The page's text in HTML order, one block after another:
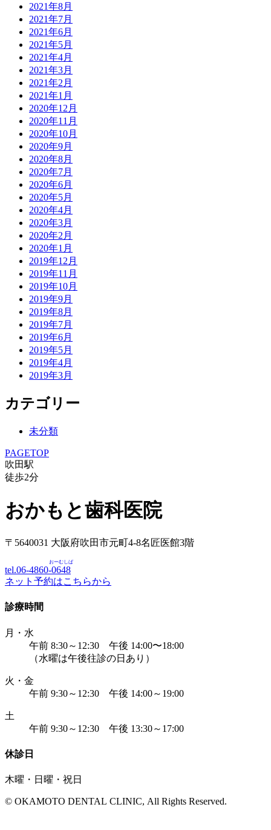
2021年8月
2021年7月
2021年6月
2021年5月
2021年4月
2021年3月
2021年2月
2021年1月
2020年12月
2020年11月
2020年10月
2020年9月
2020年8月
2020年7月
2020年6月
2020年5月
2020年4月
2020年3月
2020年2月
2020年1月
2019年12月
2019年11月
2019年10月
2019年9月
2019年8月
2019年7月
2019年6月
2019年5月
2019年4月
2019年3月
カテゴリー
未分類
PAGETOP
吹田駅
徒歩2分
おかもと歯科医院
〒5640031 大阪府吹田市元町4-8名匠医館3階
tel.06-4860-0648
おーむしば
ネット予約はこちらから
診療時間
月・水
午前 8:30～12:30 午後 14:00〜18:00
（水曜は午後往診の日あり）
火・金
午前 9:30～12:30 午後 14:00～19:00
土
午前 9:30～12:30 午後 13:30～17:00
休診日
木曜・日曜・祝日
© OKAMOTO DENTAL CLINIC, All Rights Reserved.